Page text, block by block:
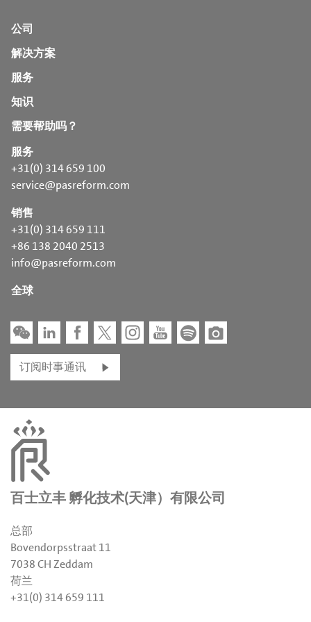
公司
解决方案
服务
知识
需要帮助吗？
服务
+31(0) 314 659 100
service@pasreform.com
销售
+31(0) 314 659 111
+86 138 2040 2513
info@pasreform.com
全球
订阅时事通讯
百士立丰 孵化技术(天津）有限公司
总部
Bovendorpsstraat 11
7038 CH Zeddam
荷兰
+31(0) 314 659 111